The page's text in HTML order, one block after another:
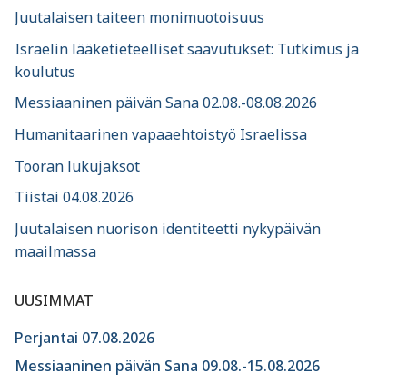
Juutalaisen taiteen monimuotoisuus
Israelin lääketieteelliset saavutukset: Tutkimus ja
koulutus
Messiaaninen päivän Sana 02.08.-08.08.2026
Humanitaarinen vapaaehtoistyö Israelissa
Tooran lukujaksot
Tiistai 04.08.2026
Juutalaisen nuorison identiteetti nykypäivän
maailmassa
UUSIMMAT
Perjantai 07.08.2026
Messiaaninen päivän Sana 09.08.-15.08.2026